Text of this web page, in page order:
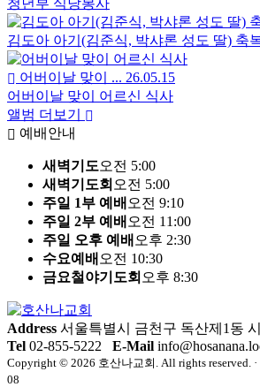
감리사배 금천지방 탁구대회
청년부 식당봉사
김도아 아기(김준식, 박샤론 성도 딸) 축복
어버이날 맞이 ... 26.05.15
어버이날 맞이 어르신 식사